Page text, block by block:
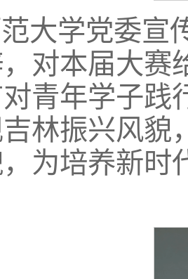
大学党委宣
对本届大赛
青年学子践
林振兴风貌
为培养新时